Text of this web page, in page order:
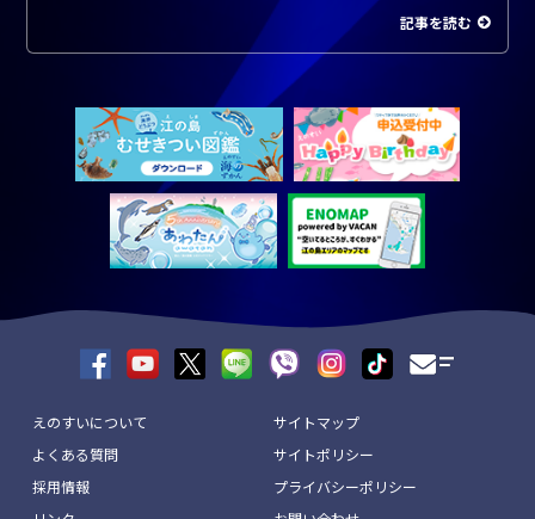
記事を読む
えのすいについて
よくある質問
採用情報
サイトマップ
サイトポリシー
プライバシーポリシー